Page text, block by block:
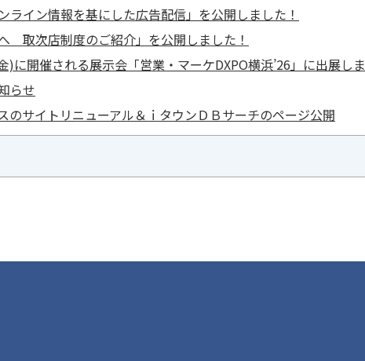
イン情報を基にした広告配信」を公開しました！
取次店制度のご紹介」を公開しました！
)に開催される展示会「営業・マーケDXPO横浜’26」に出展し
らせ
のサイトリニューアル＆ｉタウンＤＢサーチのページ公開